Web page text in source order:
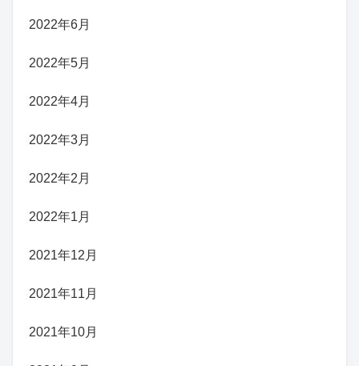
2022年6月
2022年5月
2022年4月
2022年3月
2022年2月
2022年1月
2021年12月
2021年11月
2021年10月